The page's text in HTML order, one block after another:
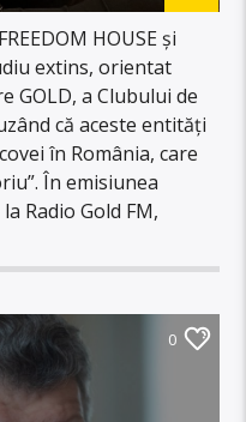
HOUSE și
extins, orientat
GOLD, a Clubului de
că aceste entități
în România, care
În emisiunea
Radio Gold FM,
0